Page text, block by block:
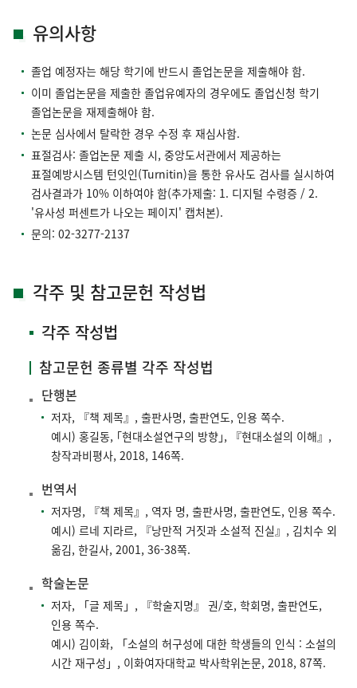
유의사항
졸업 예정자는 해당 학기에 반드시 졸업논문을 제출해야 함.
이미 졸업논문을 제출한 졸업유예자의 경우에도 졸업신청 학기
졸업논문을 재제출해야 함.
논문 심사에서 탈락한 경우 수정 후 재심사함.
표절검사: 졸업논문 제출 시, 중앙도서관에서 제공하는
표절예방시스템 턴잇인(Turnitin)을 통한 유사도 검사를 실시하여
검사결과가 10% 이하여야 함(추가제출: 1. 디지털 수령증 / 2.
'유사성 퍼센트가 나오는 페이지' 캡처본).
문의: 02-3277-2137
각주 및 참고문헌 작성법
각주 작성법
참고문헌 종류별 각주 작성법
단행본
저자, 『책 제목』, 출판사명, 출판연도, 인용 쪽수.
예시) 홍길동, ｢현대소설연구의 방향｣, 『현대소설의 이해』,
창작과비평사, 2018, 146쪽.
번역서
저자명, 『책 제목』, 역자 명, 출판사명, 출판연도, 인용 쪽수.
예시) 르네 지라르, 『낭만적 거짓과 소설적 진실』, 김치수 외
옮김, 한길사, 2001, 36-38쪽.
학술논문
저자, 「글 제목」, 『학술지명』 권/호, 학회명, 출판연도,
인용 쪽수.
예시) 김이화, 「소설의 허구성에 대한 학생들의 인식 : 소설의
시간 재구성」, 이화여자대학교 박사학위논문, 2018, 87쪽.